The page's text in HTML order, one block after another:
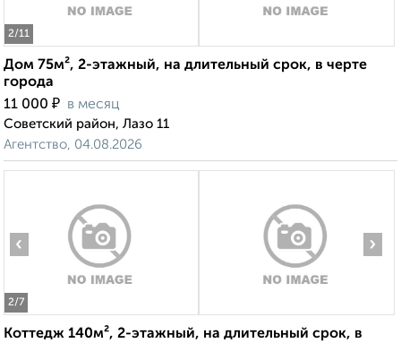
2/11
Дом 75м², 2-этажный, на длительный срок, в черте
города
11 000 ₽ в месяц
Советский район, Лазо 11
Агентство, 04.08.2026
2/7
‹ ›
Коттедж 140м², 2-этажный, на длительный срок, в